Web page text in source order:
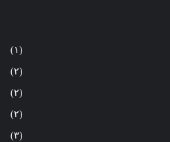
(١)
(٢)
(٢)
(٢)
(٣)